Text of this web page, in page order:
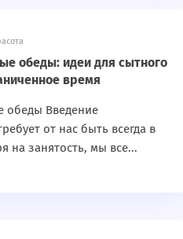
обеды: идеи для сытного
время
обеды Введение
от нас быть всегда в
на занятость, мы все...